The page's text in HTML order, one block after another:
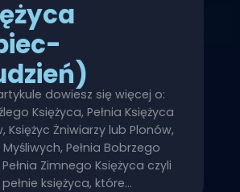
dowiesz się więcej o:
Księżyca, Pełnia Księżyca
Księżyc Żniwiarzy lub Plonów,
Myśliwych, Pełnia Bobrzego
Zimnego Księżyca czyli
księżyca, które…